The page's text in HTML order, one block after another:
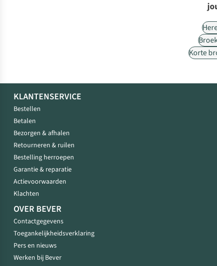
Korte
KLANTENSERVICE
Bestellen
Betalen
Bezorgen & afhalen
Retourneren & ruilen
Bestelling herroepen
Garantie & reparatie
Actievoorwaarden
Klachten
OVER BEVER
Contactgegevens
Toegankelijkheidsverklaring
Pers en nieuws
Werken bij Bever